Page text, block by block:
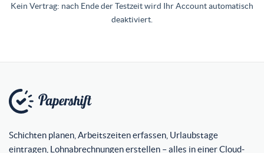
Kein Vertrag: nach Ende der Testzeit wird Ihr Account automatisch
deaktiviert.
Schichten planen, Arbeitszeiten erfassen, Urlaubstage
eintragen, Lohnabrechnungen erstellen – alles in einer Cloud-